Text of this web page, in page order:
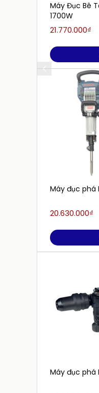
Máy Đục Bê
1700W
21.770.000₫
Máy đục phá
20.630.000₫
Máy đục phá